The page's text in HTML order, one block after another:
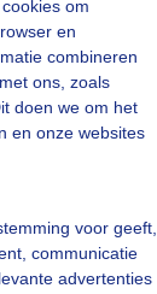
om
en
combineren
ons, zoals
doen we om het
en onze websites
voor geeft,
communicatie
advertenties
#mist
weer